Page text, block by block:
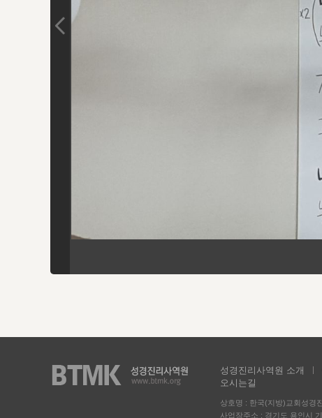
성경진리사역원 소개
오시는길
상호명 : 한국(지방)교회성경
사업장주소 : 경기도 용인시